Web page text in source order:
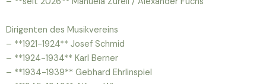
Dirigenten des Musikvereins
– **1921-1924** Josef Schmid
– **1924-1934** Karl Berner
– **1934-1939** Gebhard Ehrlinspiel